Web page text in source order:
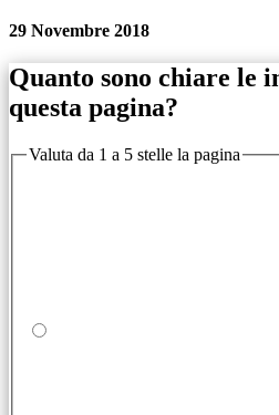
29 Novembre 2018
Quanto sono chiare le
questa pagina?
Valuta da 1 a 5 stelle la pagina